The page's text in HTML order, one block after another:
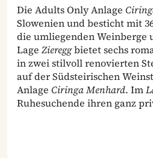
Die Adults Only Anlage
Slowenien und besticht mit
die umliegenden Weinberge
Lage Ziereggbietet sechs
in zwei stilvoll renovierten
auf der Südsteirischen
Anlage Ciringa Menhard. Im
Ruhesuchende ihren ganz